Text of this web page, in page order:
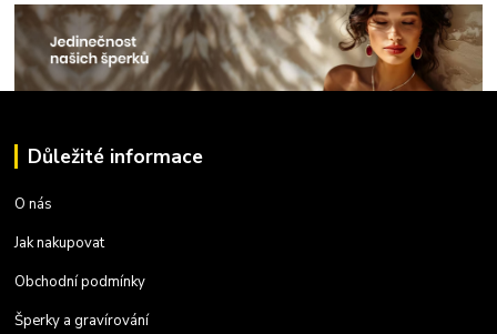
Důležité informace
O nás
Jak nakupovat
Obchodní podmínky
Šperky a gravírování